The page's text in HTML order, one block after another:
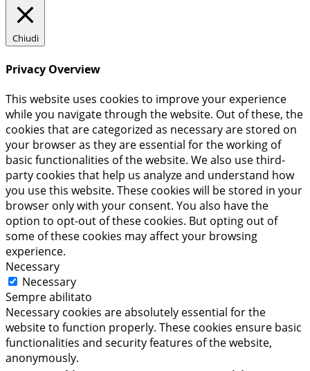
Chiudi
Privacy Overview
This website uses cookies to improve your experience
while you navigate through the website. Out of these, the
cookies that are categorized as necessary are stored on
your browser as they are essential for the working of
basic functionalities of the website. We also use third-
party cookies that help us analyze and understand how
you use this website. These cookies will be stored in your
browser only with your consent. You also have the
option to opt-out of these cookies. But opting out of
some of these cookies may affect your browsing
experience.
Necessary
Necessary
Sempre abilitato
Necessary cookies are absolutely essential for the
website to function properly. These cookies ensure basic
functionalities and security features of the website,
anonymously.